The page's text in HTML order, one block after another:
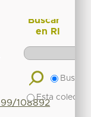
108892
Buscar
en RI
Buscar
Esta